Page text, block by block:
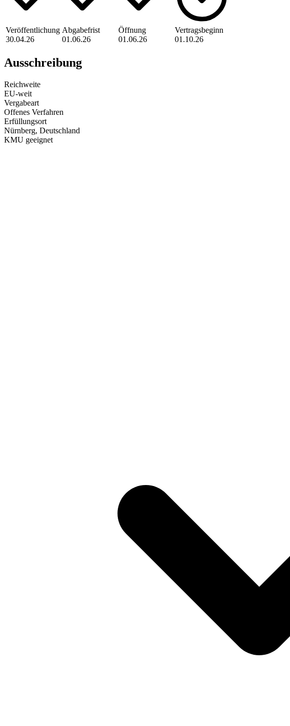
Veröffentlichung
30.04.26
Abgabefrist
01.06.26
Öffnung
01.06.26
Vertragsbeginn
01.10.26
Ausschreibung
Reichweite
EU-weit
Vergabeart
Offenes Verfahren
Erfüllungsort
Nürnberg, Deutschland
KMU geeignet